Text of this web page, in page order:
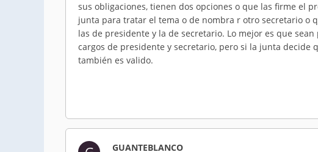
sus obligaciones, tienen dos opciones o que las firme el
junta para tratar el tema o de nombra r otro secretario o
las de presidente y la de secretario. Lo mejor es que
cargos de presidente y secretario, pero si la junta decide
también es valido.
GUANTEBLANCO